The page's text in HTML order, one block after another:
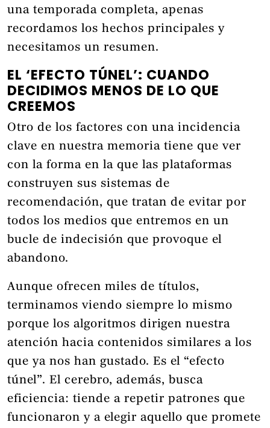
una temporada completa, apenas
recordamos los hechos principales y
necesitamos un resumen.
EL ‘EFECTO TÚNEL’: CUANDO
DECIDIMOS MENOS DE LO QUE
CREEMOS
Otro de los factores con una incidencia
clave en nuestra memoria tiene que ver
con la forma en la que las plataformas
construyen sus sistemas de
recomendación, que tratan de evitar por
todos los medios que entremos en un
bucle de indecisión que provoque el
abandono.
Aunque ofrecen miles de títulos,
terminamos viendo siempre lo mismo
porque los algoritmos dirigen nuestra
atención hacia contenidos similares a los
que ya nos han gustado. Es el “efecto
túnel”. El cerebro, además, busca
eficiencia: tiende a repetir patrones que
funcionaron y a elegir aquello que promete